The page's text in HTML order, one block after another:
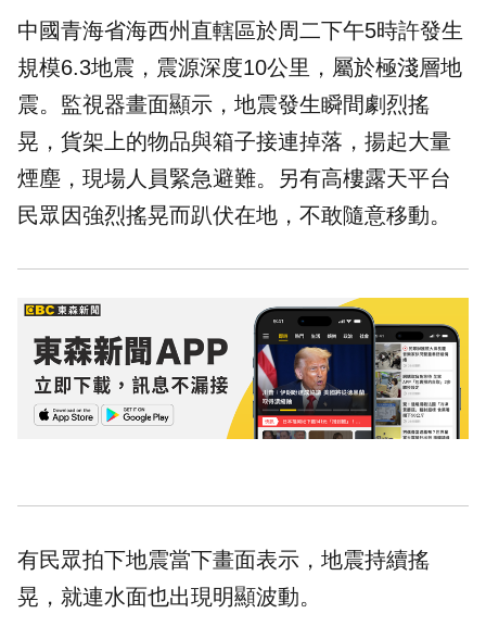
中國青海省海西州直轄區於周二下午5時許發生
規模6.3地震，震源深度10公里，屬於極淺層地
震。監視器畫面顯示，地震發生瞬間劇烈搖
晃，貨架上的物品與箱子接連掉落，揚起大量
煙塵，現場人員緊急避難。另有高樓露天平台
民眾因強烈搖晃而趴伏在地，不敢隨意移動。
有民眾拍下地震當下畫面表示，地震持續搖
晃，就連水面也出現明顯波動。